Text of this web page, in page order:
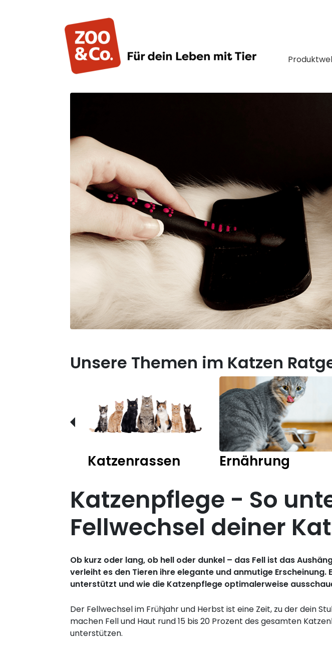
Unsere Themen im Katzen
Katzenrassen Ernährung
Katzenpflege - So
Fellwechsel deiner
Ob kurz oder lang, ob hell oder dunkel – das Fell ist das
verleiht es den Tieren ihre elegante und anmutige
unterstützt und wie die Katzenpflege optimalerweise
Der Fellwechsel im Frühjahr und Herbst ist eine Zeit, zu der dein
machen Fell und Haut rund 15 bis 20 Prozent des gesamten
unterstützen.